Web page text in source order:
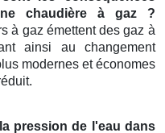
chaudière à gaz ?
à gaz émettent des gaz à
ainsi au changement
modernes et économes
pression de l'eau dans